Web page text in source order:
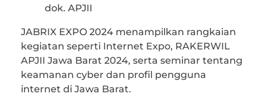
dok. APJII
JABRIX EXPO 2024 menampilkan rangkaian
kegiatan seperti Internet Expo, RAKERWIL
APJII Jawa Barat 2024, serta seminar tentang
keamanan cyber dan profil pengguna
internet di Jawa Barat.